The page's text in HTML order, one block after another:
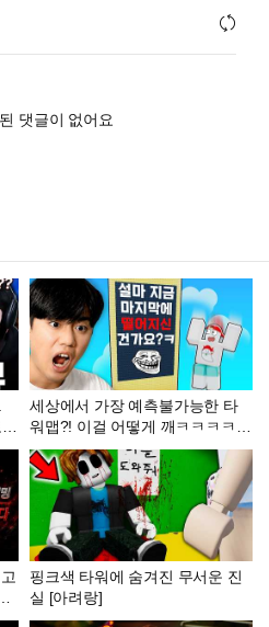
댓글이 없어요
세상에서 가장 예측불가능한 타
워맵?! 이걸 어떻게 깨ㅋㅋㅋㅋ
너무 웃겨요ㅋㅋㅋㅋㅋ
핑크색 타워에 숨겨진 무서운 진
실 [아려랑]